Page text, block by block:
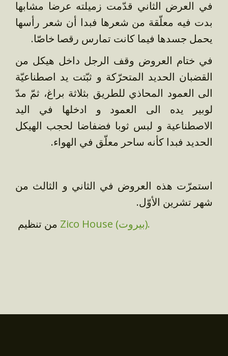
في العرض الثاني قدّمت زميلته عرضا مشابها
بدت فيه معلّقة من شعرها فبدا أن شعر رأسها
يحمل جسدها فيما كانت تمارس رقصا خاصّا.
في ختام العروض وقف الرجل داخل هيكل من
القضبان الحديد المتحرّكة و ثبّتت يد اصطناعيّة
الى العمود المحاذي للطريق بثلاثة براغ، ثمّ مدّ
لوبير يده الى العمود و ادخلها في اليد
الاصطناعية و لبس ثوبا فضفاضا لحجب الهيكل
الحديد فبدا كأنه ساحر معلّق في الهواء.
استمرّت هذه العروض في الثاني و الثالث من
شهر تشرين الأوّل.
من تنظيم
Zico House (بيروت).